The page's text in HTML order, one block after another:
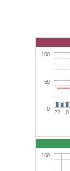
22 0
0
50
100
100